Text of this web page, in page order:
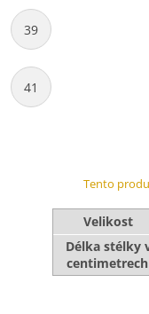
39
41
Tento
Velikost
Délka stélky
centimetrech